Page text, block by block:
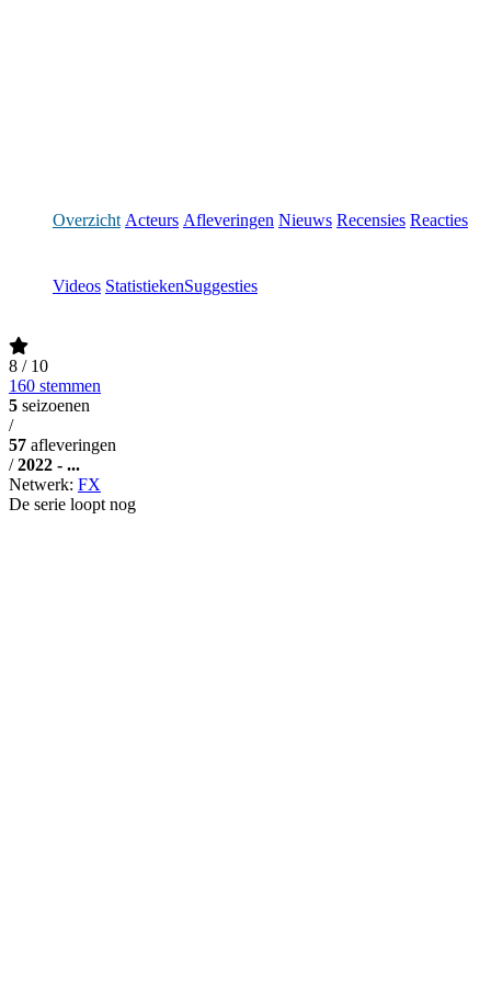
Overzicht Acteurs Afleveringen Nieuws Recensies Reacties
Videos StatistiekenSuggesties
8 / 10
160 stemmen
5 seizoenen
/
57 afleveringen
/ 2022 - ...
Netwerk: FX
De serie loopt nog